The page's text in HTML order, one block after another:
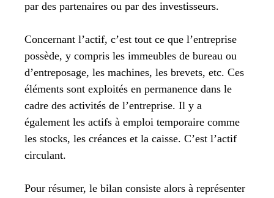
par des partenaires ou par des investisseurs.
Concernant l’actif, c’est tout ce que l’entreprise
possède, y compris les immeubles de bureau ou
d’entreposage, les machines, les brevets, etc. Ces
éléments sont exploités en permanence dans le
cadre des activités de l’entreprise. Il y a
également les actifs à emploi temporaire comme
les stocks, les créances et la caisse. C’est l’actif
circulant.
Pour résumer, le bilan consiste alors à représenter